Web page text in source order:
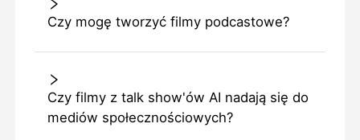
Czy mogę tworzyć filmy podcastowe?
Czy filmy z talk show'ów AI nadają się do
mediów społecznościowych?